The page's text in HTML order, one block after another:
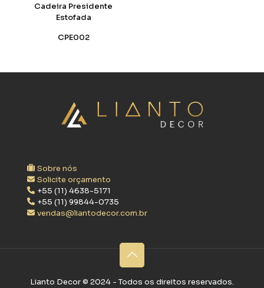
Cadeira Presidente
Estofada
CPE002
Sobre nós
Solicite orçamento
+55 (11) 4638-5171
+55 (11) 99844-0735
vendas@liantodecor.com.br
Lianto Decor ©‎ 2024 - Todos os direitos reservados.